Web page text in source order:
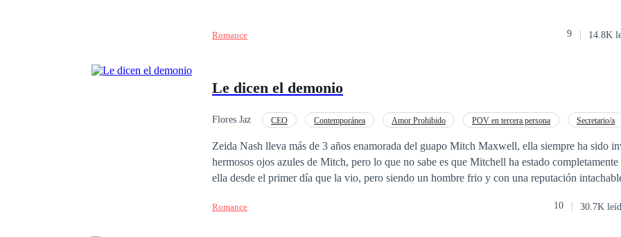
Romance 9 14.8K
Le dicen el demonio
Flores Jaz CEO Contemporánea Amor Prohibido POV en tercera persona Secretario/a
Zeida Nash lleva más de 3 años enamorada del guapo Mitch Maxwell, ella siempre ha sido
hermosos ojos azules de Mitch, pero lo que no sabe es que Mitchell ha estado completamente
ella desde el primer día que la vio, pero siendo un hombre frio y con una reputación
tiene preparado. Romance, celos, drama, eso y mucho más, nos espera en esta pequeña
Romance 10 30.7K